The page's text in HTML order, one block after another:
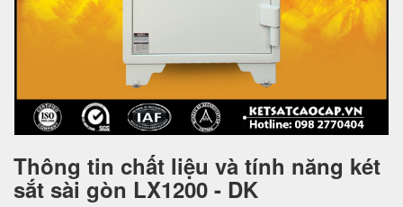
Thông tin chất liệu và tính năng két
sắt sài gòn LX1200 - DK